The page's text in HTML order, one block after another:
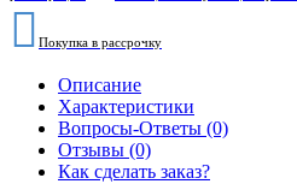
Покупка в рассрочку
Описание
Характеристики
Вопросы-Ответы (0)
Отзывы (0)
Как сделать заказ?